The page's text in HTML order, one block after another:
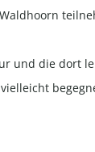
und die dort